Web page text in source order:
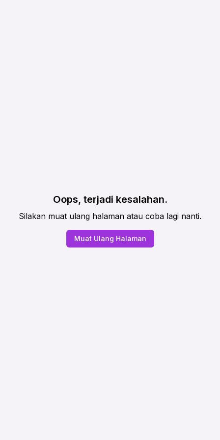
Oops, terjadi kesalahan.
Silakan muat ulang halaman atau coba lagi nanti.
Muat Ulang Halaman